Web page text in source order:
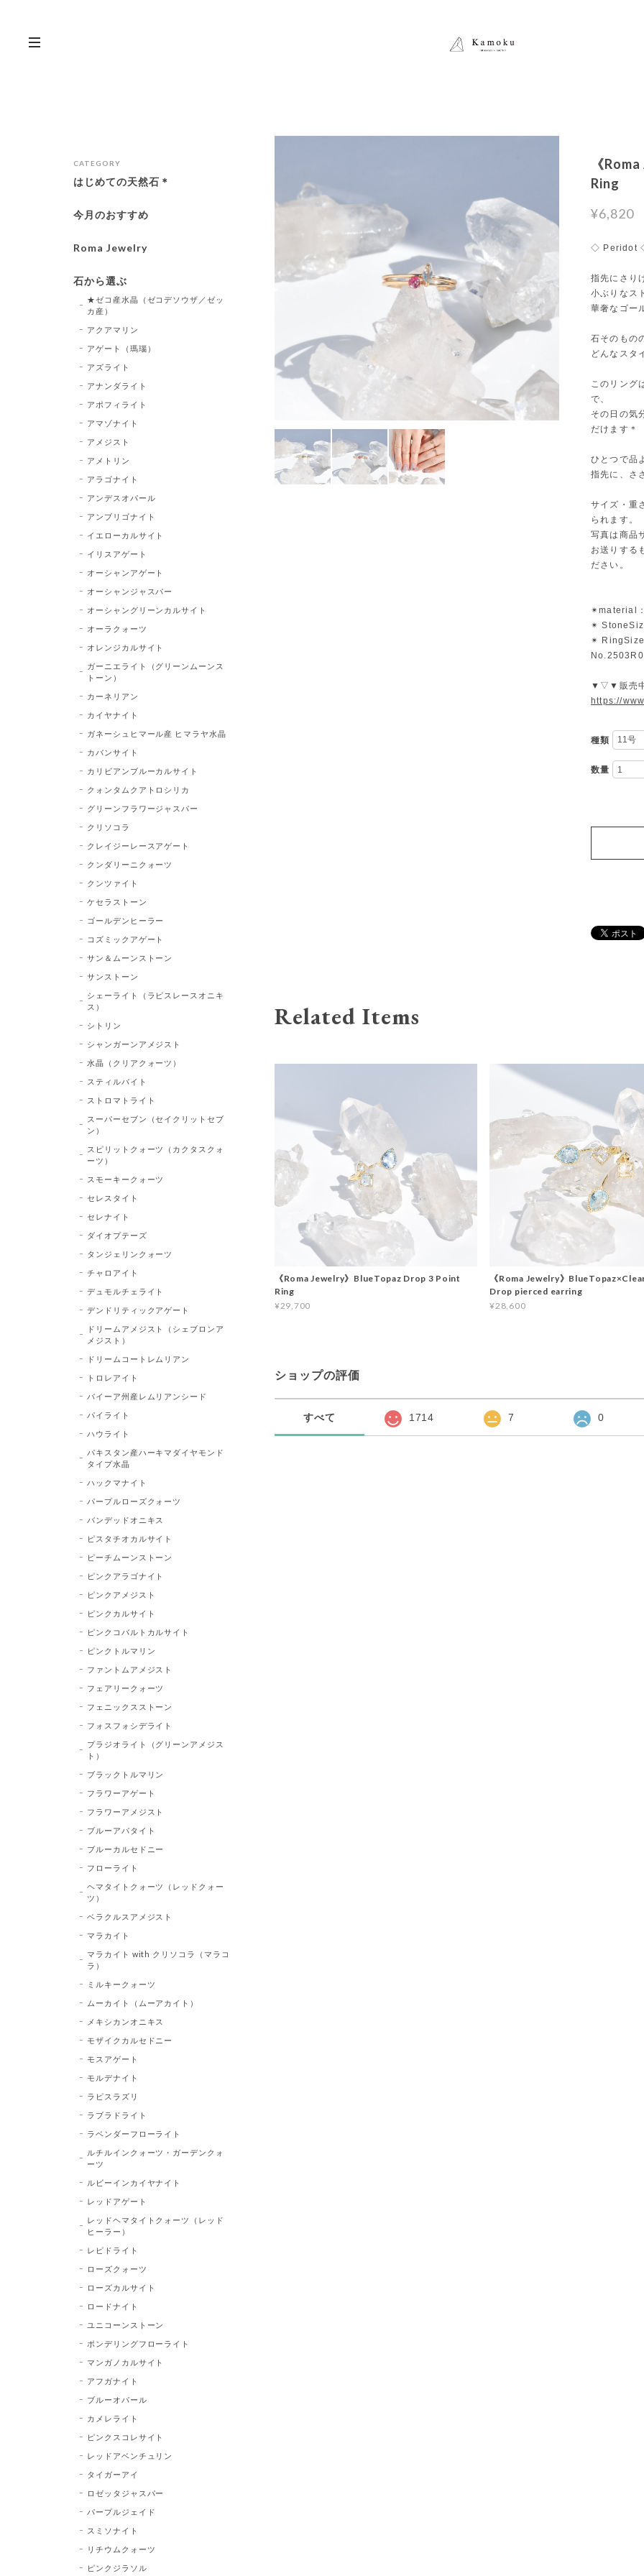
《
Ring
¥6,820
◇ Peridot
指先にさり
小ぶりなス
華奢なゴー
石そのもの
どんなスタ
このリング
で、
その日の気
だけます＊
ひとつで品
指先に、さ
サイズ・重
られます。
写真は商品
お送りする
ださい。
✴︎material
✴︎
✴︎ RingSize
▼▽▼販売
https://
種類
数量
Related Items
《Roma Jewelry》BlueTopaz Drop 3 Point
Ring
¥29,700
《Roma Jewelry》
Drop pierced earring
¥28,600
ショップの評価
すべて 1714 7 0
CATEGORY
はじめての天然石＊
今月のおすすめ
Roma Jewelry
石から選ぶ
★ゼコ産水晶（ゼコデソウザ／ゼッ
カ産）
アクアマリン
アゲート（瑪瑙）
アズライト
アナンダライト
アポフィライト
アマゾナイト
アメジスト
アメトリン
アラゴナイト
アンデスオパール
アンブリゴナイト
イエローカルサイト
イリスアゲート
オーシャンアゲート
オーシャンジャスパー
オーシャングリーンカルサイト
オーラクォーツ
オレンジカルサイト
ガーニエライト（グリーンムーンス
トーン）
カーネリアン
カイヤナイト
ガネーシュヒマール産 ヒマラヤ水晶
カバンサイト
カリビアンブルーカルサイト
クォンタムクアトロシリカ
グリーンフラワージャスパー
クリソコラ
クレイジーレースアゲート
クンダリーニクォーツ
クンツァイト
ケセラストーン
ゴールデンヒーラー
コズミックアゲート
サン＆ムーンストーン
サンストーン
シェーライト（ラピスレースオニキ
ス）
シトリン
シャンガーンアメジスト
水晶（クリアクォーツ）
スティルバイト
ストロマトライト
スーパーセブン（セイクリットセブ
ン）
スピリットクォーツ（カクタスクォ
ーツ）
スモーキークォーツ
セレスタイト
セレナイト
ダイオプテーズ
タンジェリンクォーツ
チャロアイト
デュモルチェライト
デンドリティックアゲート
ドリームアメジスト（シェブロンア
メジスト）
ドリームコートレムリアン
トロレアイト
バイーア州産レムリアンシード
パイライト
ハウライト
パキスタン産ハーキマダイヤモンド
タイプ水晶
ハックマナイト
パープルローズクォーツ
バンデッドオニキス
ピスタチオカルサイト
ピーチムーンストーン
ピンクアラゴナイト
ピンクアメジスト
ピンクカルサイト
ピンクコバルトカルサイト
ピンクトルマリン
ファントムアメジスト
フェアリークォーツ
フェニックスストーン
フォスフォシデライト
プラジオライト（グリーンアメジス
ト）
ブラックトルマリン
フラワーアゲート
フラワーアメジスト
ブルーアパタイト
ブルーカルセドニー
フローライト
ヘマタイトクォーツ（レッドクォー
ツ）
ベラクルスアメジスト
マラカイト
マラカイト with クリソコラ（マラコ
ラ）
ミルキークォーツ
ムーカイト（ムーアカイト）
メキシカンオニキス
モザイクカルセドニー
モスアゲート
モルデナイト
ラピスラズリ
ラブラドライト
ラベンダーフローライト
ルチルインクォーツ・ガーデンクォ
ーツ
ルビーインカイヤナイト
レッドアゲート
レッドヘマタイトクォーツ（レッド
ヒーラー）
レピドライト
ローズクォーツ
ローズカルサイト
ロードナイト
ユニコーンストーン
ポンデリングフローライト
マンガノカルサイト
アフガナイト
ブルーオパール
カメレライト
ピンクスコレサイト
レッドアベンチュリン
タイガーアイ
ロゼッタジャスパー
パープルジェイド
スミソナイト
リチウムクォーツ
ピンクジラソル